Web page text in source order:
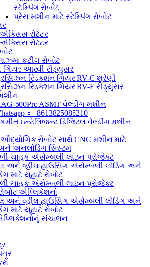
સ્ટેમ્પિંગ રોબોટ
પ્રેસ મશીન માટે સ્ટેમ્પિંગ રોબોટ
રોટેટર
એક્સિસ રોટેટર
કટીંગ રોબોટ
ગિયર આરવી રીડ્યુસર
રિડક્શન ગિયર RV-C શ્રેણી
રિડક્શન ગિયર RV-E રીડ્યુસર
500Pro ASMT વેલ્ડીંગ મશીન
：+8613825085210
ઇન્ટેલિજન્ટ ડિજિટલ વેલ્ડીંગ મશીન
રોબોટ સાથે CNC મશીન માટે
અનલોડિંગ સિસ્ટમ
ચાહક એસેમ્બલી લાઇન પ્રોજેક્ટ
અને વ્હીલ હાઉસિંગ એસેમ્બલી લોડિંગ અને
માટે યૂહાર્ટ રોબોટ
ચાહક એસેમ્બલી લાઇન પ્રોજેક્ટ
એપ્લિકેશનો
અને વ્હીલ હાઉસિંગ એસેમ્બલી લોડિંગ અને
માટે યૂહાર્ટ રોબોટ
સંચાલન